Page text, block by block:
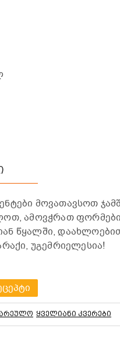
მოვათავსოთ
ამოვჭრათ
წყალში,
უგემრიელესია!
ყველიანი კვერები